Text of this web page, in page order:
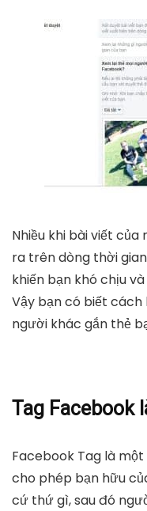
Nhiều khi bài viết
ra trên dòng thời
khiến bạn khó chịu
Vậy bạn có biết
người khác gắn thẻ
Tag Facebook
Facebook Tag là
cho phép bạn hữu
cứ thứ gì, sau đó